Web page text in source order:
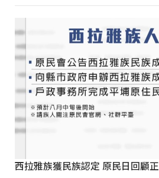
西拉雅族獲民族認定 原民日回顧